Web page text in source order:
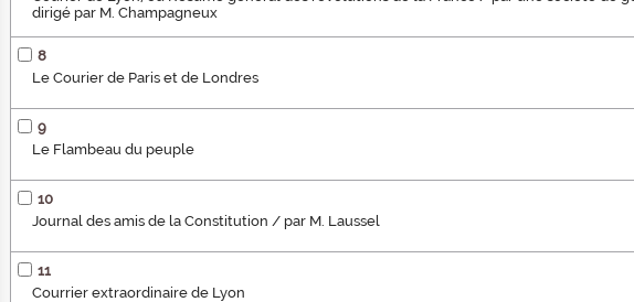
dirigé par M. Champagneux
8
Le Courier de Paris et de Londres
9
Le Flambeau du peuple
10
Journal des amis de la Constitution / par M. Laussel
11
Courrier extraordinaire de Lyon